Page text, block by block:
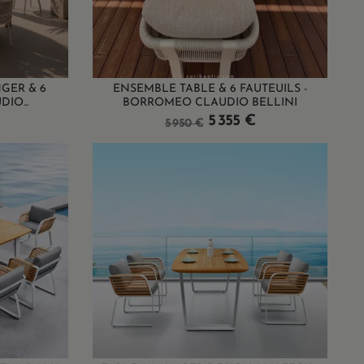
& 6
ENSEMBLE TABLE & 6 FAUTEUILS -
BORROMEO CLAUDIO BELLINI
Prix
5 950 € Prix
5 355 €